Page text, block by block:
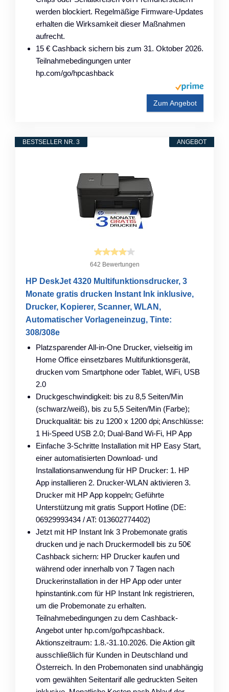
werden blockiert. Regelmäßige Firmware-Updates
erhalten die Wirksamkeit dieser Maßnahmen
aufrecht.
15 € Cashback sichern bis zum 31. Oktober 2026.
Teilnahmebedingungen unter
hp.com/go/hpcashback
Zum Angebot
ANGEBOT
BESTSELLER NR. 3
642 Bewertungen
HP DeskJet 4320 Multifunktionsdrucker, 3
Monate gratis drucken Instant Ink inklusive,
Drucker, Kopierer, Scanner, WLAN,
Automatischer Vorlageneinzug, Tinte:
308/308e
Platzsparender All-in-One Drucker, vielseitig im
Home Office einsetzbares Multifunktionsgerät,
drucken vom Smartphone oder Tablet, WiFi, USB
2.0
Druckgeschwindigkeit: bis zu 8,5 Seiten/Min
(schwarz/weiß), bis zu 5,5 Seiten/Min (Farbe);
Druckqualität: bis zu 1200 x 1200 dpi; Anschlüsse:
1 Hi-Speed USB 2.0; Dual-Band Wi-Fi, HP App
Einfache 3-Schritte Installation mit HP Easy Start,
einer automatisierten Download- und
Installationsanwendung für HP Drucker: 1. HP
App installieren 2. Drucker-WLAN aktivieren 3.
Drucker mit HP App koppeln; Geführte
Unterstützung mit gratis Support Hotline (DE:
06929993434 / AT: 013602774402)
Jetzt mit HP Instant Ink 3 Probemonate gratis
drucken und je nach Druckermodell bis zu 50€
Cashback sichern: HP Drucker kaufen und
während oder innerhalb von 7 Tagen nach
Druckerinstallation in der HP App oder unter
hpinstantink.com für HP Instant Ink registrieren,
um die Probemonate zu erhalten.
Teilnahmebedingungen zu dem Cashback-
Angebot unter hp.com/go/hpcashback.
Aktionszeitraum: 1.8.-31.10.2026. Die Aktion gilt
ausschließlich für Kunden in Deutschland und
Österreich. In den Probemonaten sind unabhängig
vom gewählten Seitentarif alle gedruckten Seiten